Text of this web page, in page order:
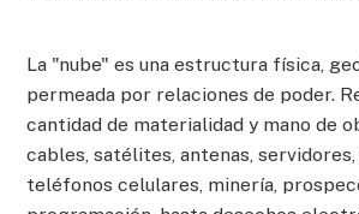
La "nube" es una estructura física,
permeada por relaciones de poder.
cantidad de materialidad y mano de
cables, satélites, antenas,
teléfonos celulares, minería,